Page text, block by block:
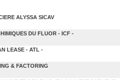
ALYSSA SICAV
DU FLUOR - ICF -
LEASE - ATL -
& FACTORING